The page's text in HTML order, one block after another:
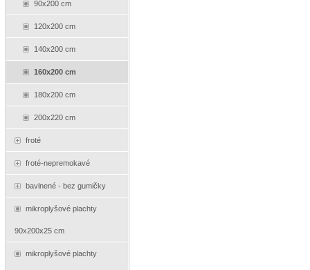
90x200 cm
120x200 cm
140x200 cm
160x200 cm
180x200 cm
200x220 cm
froté
froté-nepremokavé
bavlnené - bez gumičky
mikroplyšové plachty
90x200x25 cm
mikroplyšové plachty